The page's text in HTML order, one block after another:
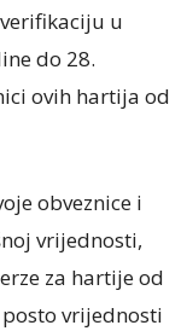
u
do 28.
ovih hartija od
obveznice i
vrijednosti,
za hartije od
vrijednosti